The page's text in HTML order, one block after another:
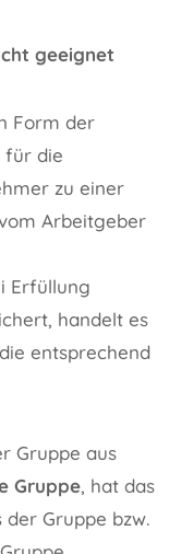
geeignet
Form der
für die
zu einer
Arbeitgeber
Erfüllung
handelt es
entsprechend
Gruppe aus
Gruppe, hat das
Gruppe bzw.